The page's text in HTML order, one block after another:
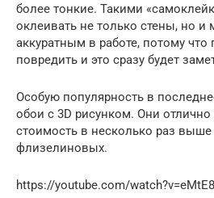
более тонкие. Такими
оклеивать не только стены, но и
аккуратным в работе, потому что
повредить и это сразу будет
Особую популярность в
обои с 3D рисунком. Они отлично
стоимость в несколько раз
флизелиновых.
https://youtube.com/